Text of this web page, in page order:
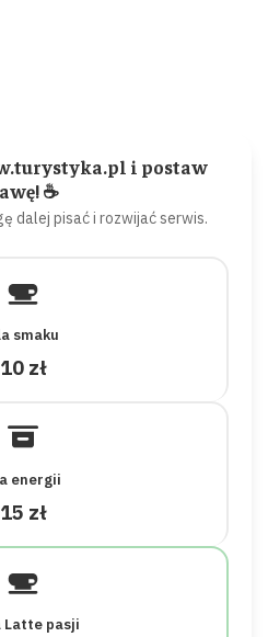
i postaw
☕
dalej pisać i rozwijać serwis.
smaku
10 zł
energii
15 zł
Latte pasji